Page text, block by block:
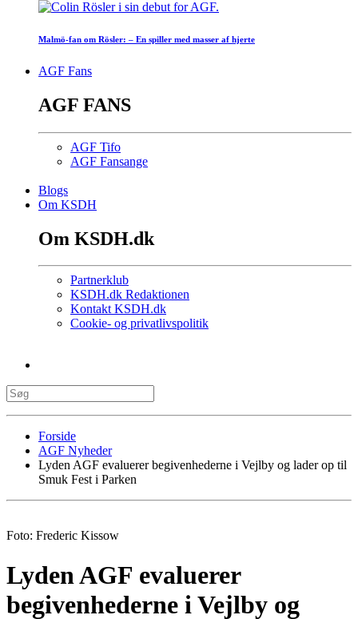
Malmö-fan om Rösler: – En spiller med masser af hjerte
AGF Fans
AGF FANS
AGF Tifo
AGF Fansange
Blogs
Om KSDH
Om KSDH.dk
Partnerklub
KSDH.dk Redaktionen
Kontakt KSDH.dk
Cookie- og privatlivspolitik
Forside
AGF Nyheder
Lyden AGF evaluerer begivenhederne i Vejlby og lader op til
Smuk Fest i Parken
Foto: Frederic Kissow
Lyden AGF evaluerer
begivenhederne i Vejlby og